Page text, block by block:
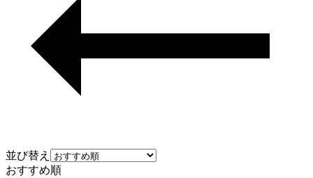
並び替え
おすすめ順